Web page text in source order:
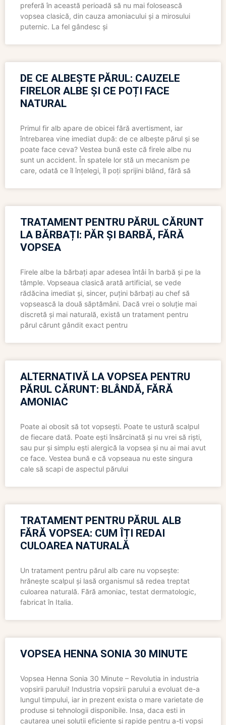
preferă în această perioadă să nu mai folosească
vopsea clasică, din cauza amoniacului și a mirosului
puternic. La fel gândesc și
DE CE ALBEȘTE PĂRUL: CAUZELE
FIRELOR ALBE ȘI CE POȚI FACE
NATURAL
Primul fir alb apare de obicei fără avertisment, iar
întrebarea vine imediat după: de ce albește părul și se
poate face ceva? Vestea bună este că firele albe nu
sunt un accident. În spatele lor stă un mecanism pe
care, odată ce îl înțelegi, îl poți sprijini blând, fără să
TRATAMENT PENTRU PĂRUL CĂRUNT
LA BĂRBAȚI: PĂR ȘI BARBĂ, FĂRĂ
VOPSEA
Firele albe la bărbați apar adesea întâi în barbă și pe la
tâmple. Vopseaua clasică arată artificial, se vede
rădăcina imediat și, sincer, puțini bărbați au chef să
vopsească la două săptămâni. Dacă vrei o soluție mai
discretă și mai naturală, există un tratament pentru
părul cărunt gândit exact pentru
ALTERNATIVĂ LA VOPSEA PENTRU
PĂRUL CĂRUNT: BLÂNDĂ, FĂRĂ
AMONIAC
Poate ai obosit să tot vopsești. Poate te ustură scalpul
de fiecare dată. Poate ești însărcinată și nu vrei să riști,
sau pur și simplu ești alergică la vopsea și nu ai mai avut
ce face. Vestea bună e că vopseaua nu este singura
cale să scapi de aspectul părului
TRATAMENT PENTRU PĂRUL ALB
FĂRĂ VOPSEA: CUM ÎȚI REDAI
CULOAREA NATURALĂ
Un tratament pentru părul alb care nu vopsește:
hrănește scalpul și lasă organismul să redea treptat
culoarea naturală. Fără amoniac, testat dermatologic,
fabricat în Italia.
VOPSEA HENNA SONIA 30 MINUTE
Vopsea Henna Sonia 30 Minute – Revolutia in industria
vopsirii parului! Industria vopsirii parului a evoluat de-a
lungul timpului, iar in prezent exista o mare varietate de
produse si tehnologii disponibile. Insa, daca esti in
cautarea unei solutii eficiente si rapide pentru a-ti vopsi